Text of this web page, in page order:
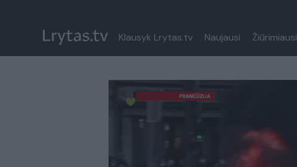
Klausyk Lrytas.tv Naujausi Žiūrimiausi
Paremkite Ukrainą